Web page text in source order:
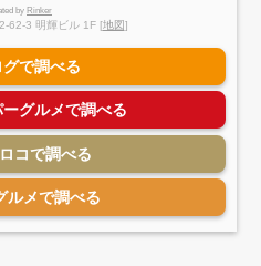
by Rinker
62-3 明輝ビル 1F [地図]
で調べる
グルメで調べる
コで調べる
ルメで調べる